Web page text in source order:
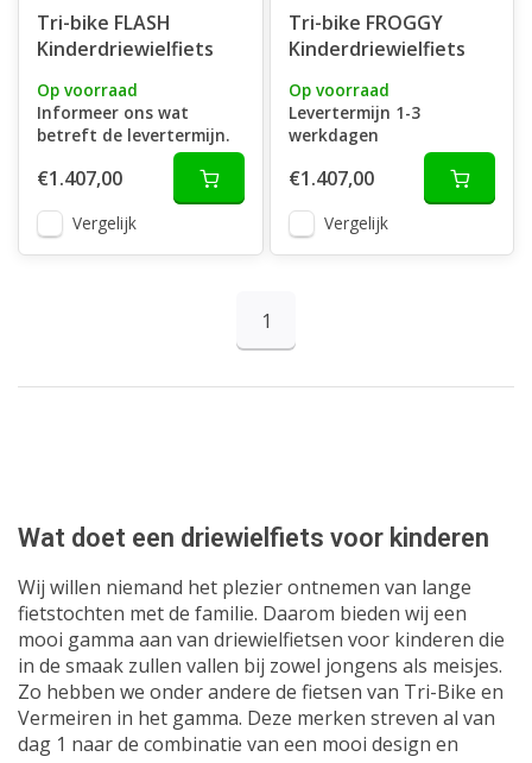
Tri-bike FLASH
Kinderdriewielfiets
Op voorraad
Informeer ons wat
betreft de levertermijn.
€1.407,00
Vergelijk
Tri-bike FROGGY
Kinderdriewielfiets
Op voorraad
Levertermijn 1-3
werkdagen
€1.407,00
Vergelijk
1
Wat doet een driewielfiets voor kinderen
Wij willen niemand het plezier ontnemen van lange
fietstochten met de familie. Daarom bieden wij een
mooi gamma aan van driewielfietsen voor kinderen die
in de smaak zullen vallen bij zowel jongens als meisjes.
Zo hebben we onder andere de fietsen van Tri-Bike en
Vermeiren in het gamma. Deze merken streven al van
dag 1 naar de combinatie van een mooi design en